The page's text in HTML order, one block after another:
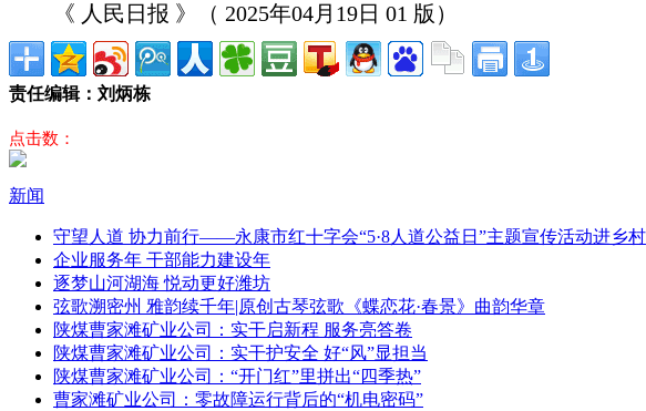
《 人民日报 》（ 2025年04月19日 01 版）
责任编辑：刘炳栋
点击数：
新闻
守望人道 协力前行——永康市红十字会“5·8人道公益日”主题宣传活动进乡村
企业服务年 干部能力建设年
逐梦山河湖海 悦动更好潍坊
弦歌溯密州 雅韵续千年|原创古琴弦歌《蝶恋花·春景》曲韵华章
陕煤曹家滩矿业公司：实干启新程 服务亮答卷
陕煤曹家滩矿业公司：实干护安全 好“风”显担当
陕煤曹家滩矿业公司：“开门红”里拼出“四季热”
曹家滩矿业公司：零故障运行背后的“机电密码”